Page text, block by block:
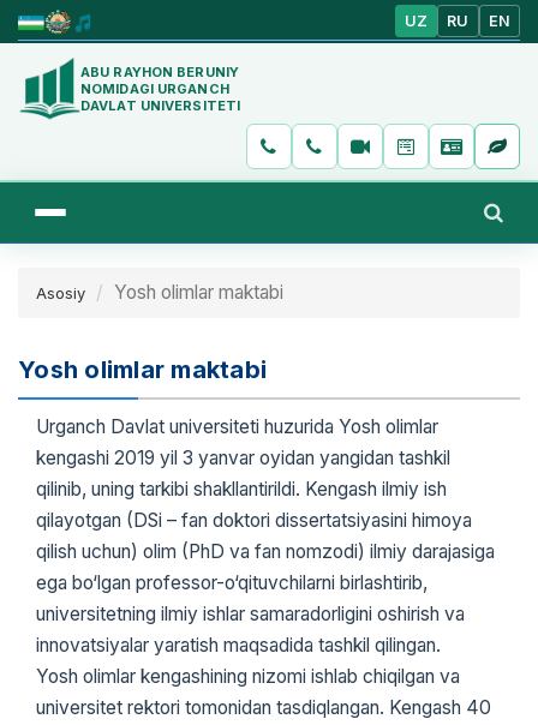
UZ RU EN
ABU RAYHON BERUNIY
NOMIDAGI URGANCH
DAVLAT UNIVERSITETI
Asosiy Yosh olimlar maktabi
Yosh olimlar maktabi
Urganch Davlat universiteti huzurida Yosh olimlar
kengashi 2019 yil 3 yanvar oyidan yangidan tashkil
qilinib, uning tarkibi shakllantirildi. Kengash ilmiy ish
qilayotgan (DSi – fan doktori dissertatsiyasini himoya
qilish uchun) olim (PhD va fan nomzodi) ilmiy darajasiga
ega bo‘lgan professor-o‘qituvchilarni birlashtirib,
universitetning ilmiy ishlar samaradorligini oshirish va
innovatsiyalar yaratish maqsadida tashkil qilingan.
Yosh olimlar kengashining nizomi ishlab chiqilgan va
universitet rektori tomonidan tasdiqlangan. Kengash 40